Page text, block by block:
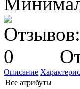
Описание
Все атрибуты